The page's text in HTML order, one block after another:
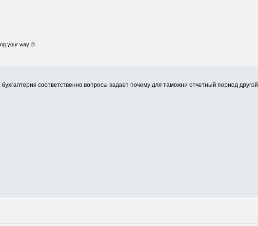
your way ©
соответственно вопросы задает почему для таможни отчетный период другой